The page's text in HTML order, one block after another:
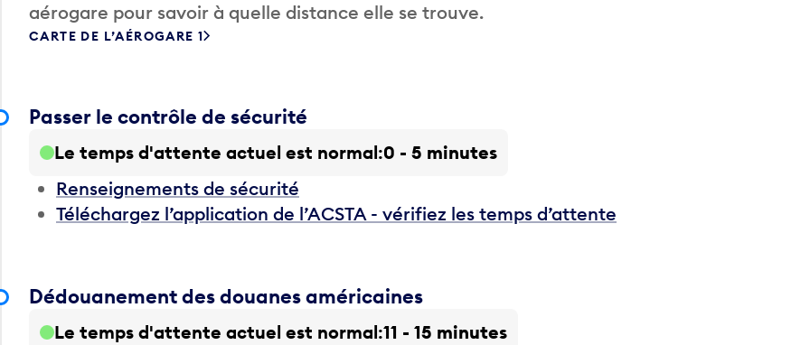
aérogare pour savoir à quelle distance elle se trouve.
CARTE DE L’AÉROGARE 1
Passer le contrôle de sécurité
Le temps d'attente actuel est normal 0 - 5 minutes
Renseignements de sécurité
Téléchargez l’application de l’ACSTA - vérifiez les temps d’attente
Dédouanement des douanes américaines
Le temps d'attente actuel est normal 11 - 15 minutes